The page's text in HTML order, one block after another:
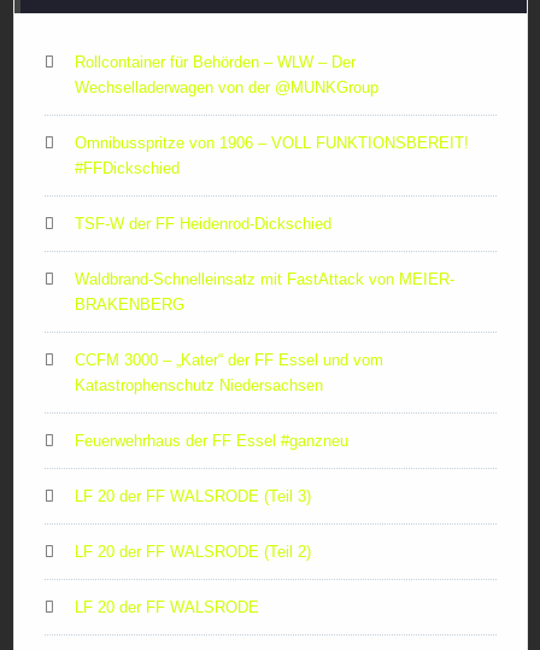
Rollcontainer für Behörden – WLW – Der
Wechselladerwagen von der ‪@MUNKGroup‬
Omnibusspritze von 1906 – VOLL FUNKTIONSBEREIT!
#FFDickschied
TSF-W der FF Heidenrod-Dickschied
Waldbrand-Schnelleinsatz mit FastAttack von MEIER-
BRAKENBERG
CCFM 3000 – „Kater“ der FF Essel und vom
Katastrophenschutz Niedersachsen
Feuerwehrhaus der FF Essel #ganzneu
LF 20 der FF WALSRODE (Teil 3)
LF 20 der FF WALSRODE (Teil 2)
LF 20 der FF WALSRODE